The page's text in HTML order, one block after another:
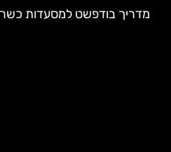
מדריך בודפשט למסעדות